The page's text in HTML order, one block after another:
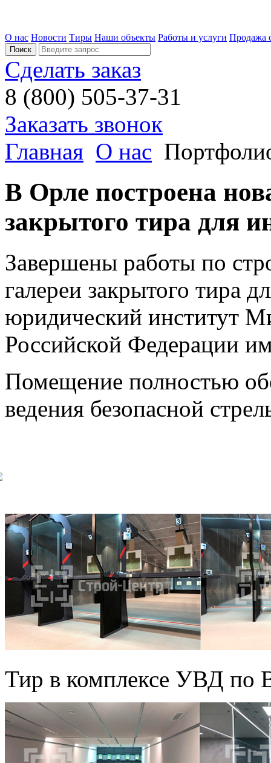
О нас Новости Тиры Наши объекты Работы и услуги Продажа
Сделать заказ
8 (800) 505-37-31
Заказать звонок
Главная О нас
В Орле построена
закрытого тира для
Завершены работы по
галереи закрытого
юридический институт
Российской Федерации
Помещение полностью
ведения безопасной
Тир в комплексе УВД по